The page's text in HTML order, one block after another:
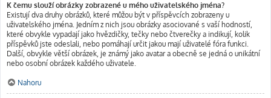
K čemu slouží obrázky zobrazené u mého uživatelského jména?
Existují dva druhy obrázků, které můžou být v příspěvcích zobrazeny u
uživatelského jména. Jedním z nich jsou obrázky asociované s vaší hodností,
které obvykle vypadají jako hvězdičky, tečky nebo čtverečky a indikují, kolik
příspěvků jste odeslali, nebo pomáhají určit jakou mají uživatelé fóra funkci.
Další, obvykle větší obrázek, je známý jako avatar a obecně se jedná o unikátní
nebo osobní obrázek každého uživatele.
Nahoru